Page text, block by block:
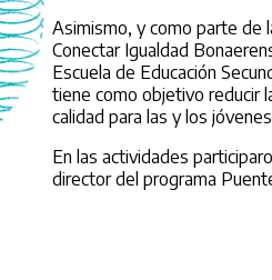
Asimismo, y como parte de
Conectar Igualdad
Escuela de Educación
tiene como objetivo reducir
calidad para las y los
En las actividades
director del programa